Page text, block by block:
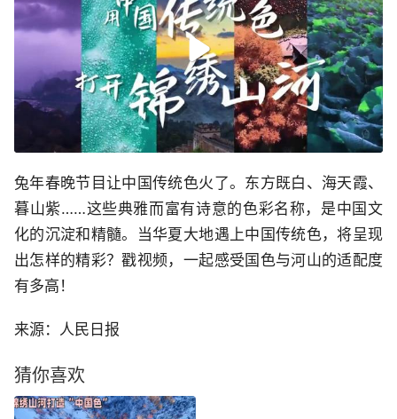
兔年春晚节目让中国传统色火了。东方既白、海天霞、
暮山紫……这些典雅而富有诗意的色彩名称，是中国文
化的沉淀和精髓。当华夏大地遇上中国传统色，将呈现
出怎样的精彩？戳视频，一起感受国色与河山的适配度
有多高！
来源：人民日报
猜你喜欢